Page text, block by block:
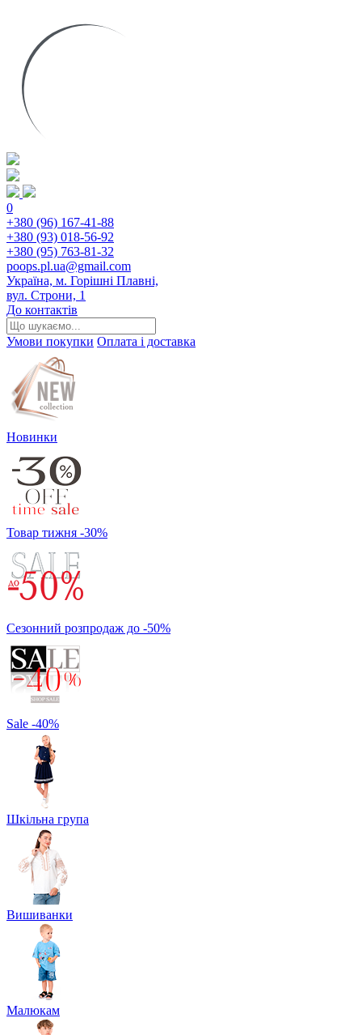
0
+380 (96) 167-41-88
+380 (93) 018-56-92
+380 (95) 763-81-32
poops.pl.ua@gmail.com
Україна, м. Горішні Плавні,
вул. Строни, 1
До контактів
Умови покупки Оплата і доставка
Новинки
Товар тижня -30%
Сезонний розпродаж до -50%
Sale -40%
Шкільна група
Вишиванки
Малюкам